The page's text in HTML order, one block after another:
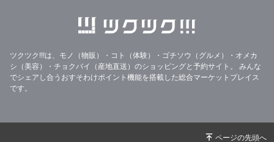
【東京ビッグサイト出展決定！】12/16〜18開
せ
2025/09/16 【本日スタート】＼＼ありがとう2周年！TERA
ツクツク!!!は、モノ（物販）・コト（体験）・ゴチソウ（グルメ）・オメカ
シ（美容）・チョクバイ（産地直送）のショッピングと予約サイト。
みんな
でシェアし合うおすそわけポイント機能を搭載した総合マーケットプレイス
です。